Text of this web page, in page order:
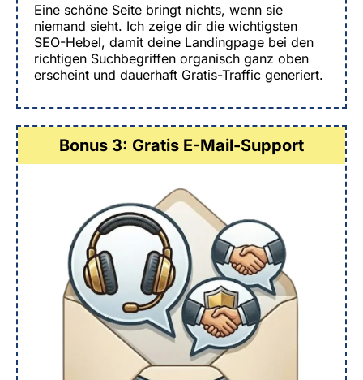
Eine schöne Seite bringt nichts, wenn sie
niemand sieht. Ich zeige dir die wichtigsten
SEO-Hebel, damit deine Landingpage bei den
richtigen Suchbegriffen organisch ganz oben
erscheint und dauerhaft Gratis-Traffic generiert.
Bonus 3: Gratis E-Mail-Support